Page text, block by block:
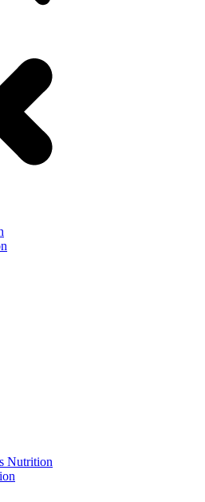
Nutrition